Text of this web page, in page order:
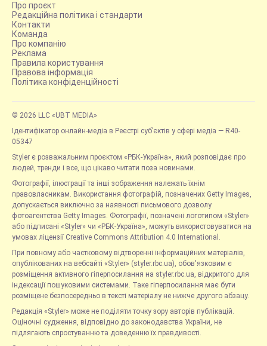
Про проєкт
Редакційна політика і стандарти
Контакти
Команда
Про компанію
Реклама
Правила користування
Правова інформація
Політика конфіденційності
© 2026 LLC «UBT MEDIA»
Ідентифікатор онлайн-медіа в Реєстрі суб’єктів у сфері медіа — R40-
05347
Styler є розважальним проєктом «РБК-Україна», який розповідає про
людей, тренди і все, що цікаво читати поза новинами.
Фотографії, ілюстрації та інші зображення належать їхнім
правовласникам. Використання фотографій, позначених Getty Images,
допускається виключно за наявності письмового дозволу
фотоагентства Getty Images. Фотографії, позначені логотипом «Styler»
або підписані «Styler» чи «РБК-Україна», можуть використовуватися на
умовах ліцензії Creative Commons Attribution 4.0 International.
При повному або частковому відтворенні інформаційних матеріалів,
опублікованих на вебсайті «Styler» (styler.rbc.ua), обов'язковим є
розміщення активного гіперпосилання на styler.rbc.ua, відкритого для
індексації пошуковими системами. Таке гіперпосилання має бути
розміщене безпосередньо в тексті матеріалу не нижче другого абзацу.
Редакція «Styler» може не поділяти точку зору авторів публікацій.
Оціночні судження, відповідно до законодавства України, не
підлягають спростуванню та доведенню їх правдивості.